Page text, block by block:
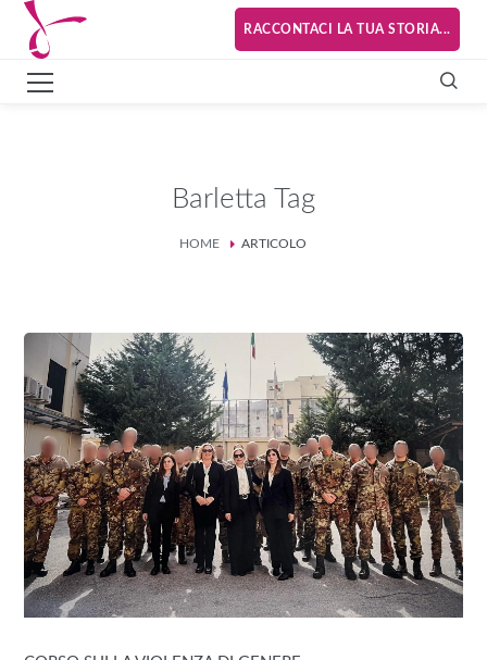
RACCONTACI LA TUA STORIA...
Barletta Tag
HOME ARTICOLO